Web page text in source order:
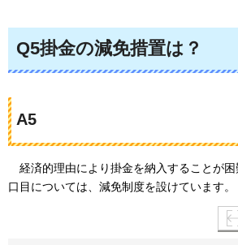
Q5掛金の減免措置は？
A5
経済的理由により掛金を納入することが
口目については、減免制度を設けています。